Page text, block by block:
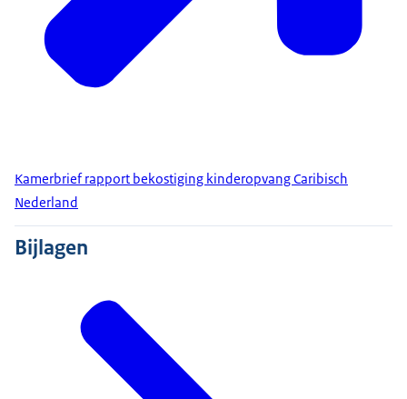
Kamerbrief rapport bekostiging kinderopvang Caribisch
Nederland
Bijlagen